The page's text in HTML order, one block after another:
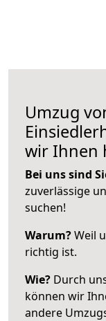
Umzug
wir Ihnen
Bei uns sind
zuverlässige
suchen!
Warum?Weil
richtig ist.
Wie? Durch
können wir
andere